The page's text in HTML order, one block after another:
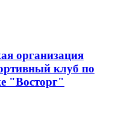
организация
клуб по
"Восторг"